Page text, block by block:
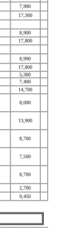
7,900
17,300
8,900
17,800
8,900
17,800
5,300
7,400
14,700
8,000
13,900
8,700
7,500
8,700
2,700
9,450